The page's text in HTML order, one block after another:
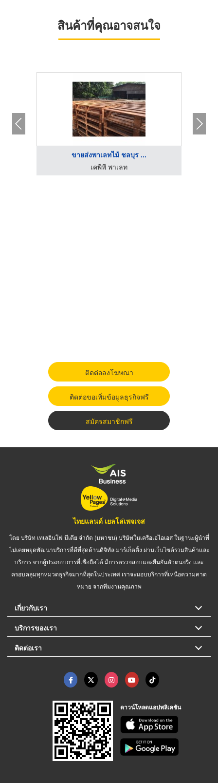
สินค้าที่คุณอาจสนใจ
ขายส่งพาเลทไม้ ชลบุร ...
เคพีพี พาเลท
ติดต่อลงโฆษณา
ติดต่อขอเพิ่มข้อมูลธุรกิจฟรี
สมัครสมาชิกฟรี
ไทยแลนด์ เยลโล่เพจเจส
โดย บริษัท เทเลอินโฟ มีเดีย จำกัด (มหาชน) บริษัทในเครือเอไอเอส ในฐานะผู้นำที่
ไม่เคยหยุดพัฒนาบริการที่ดีที่สุดด้านดิจิทัล มาร์เก็ตติ้ง ผ่านเว็บไซต์รวมสินค้าและ
บริการ จากผู้ประกอบการที่เชื่อถือได้ มีการตรวจสอบและยืนยันตัวตนจริง และ
ครอบคลุมทุกหมวดธุรกิจมากที่สุดในประเทศ เราจะมอบบริการที่เหนือความคาด
หมาย จากทีมงานคุณภาพ
เกี่ยวกับเรา
บริการของเรา
ติดต่อเรา
ดาวน์โหลดแอปพลิเคชัน